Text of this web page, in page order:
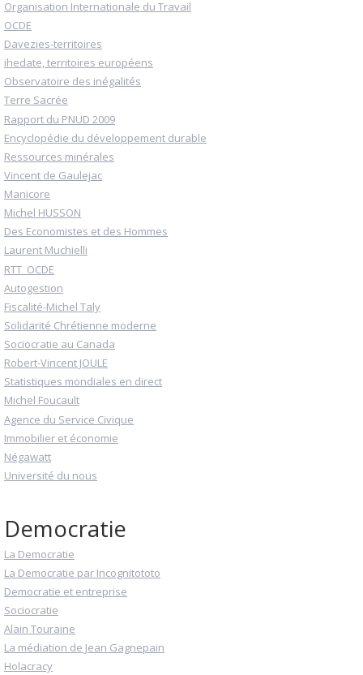
Organisation Internationale du Travail
OCDE
Davezies-territoires
ihedate, territoires européens
Observatoire des inégalités
Terre Sacrée
Rapport du PNUD 2009
Encyclopédie du développement durable
Ressources minérales
Vincent de Gaulejac
Manicore
Michel HUSSON
Des Economistes et des Hommes
Laurent Muchielli
RTT_OCDE
Autogestion
Fiscalité-Michel Taly
Solidarité Chrétienne moderne
Sociocratie au Canada
Robert-Vincent JOULE
Statistiques mondiales en direct
Michel Foucault
Agence du Service Civique
Immobilier et économie
Négawatt
Université du nous
Democratie
La Democratie
La Democratie par Incognitototo
Democratie et entreprise
Sociocratie
Alain Touraine
La médiation de Jean Gagnepain
Holacracy